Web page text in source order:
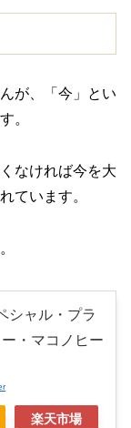
が、「今」とい
。
なければ今を大
ています。
シャル・プラ
・マコノヒー
楽天市場